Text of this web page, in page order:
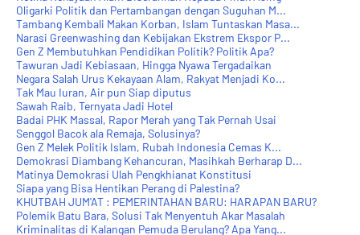
Oligarki Politik dan Pertambangan dengan Suguhan M...
Tambang Kembali Makan Korban, Islam Tuntaskan Masa...
Narasi Greenwashing dan Kebijakan Ekstrem Ekspor P...
Gen Z Membutuhkan Pendidikan Politik? Politik Apa?
Tawuran Jadi Kebiasaan, Hingga Nyawa Tergadaikan
Negara Salah Urus Kekayaan Alam, Rakyat Menjadi Ko...
Tak Mau Iuran, Air pun Siap diputus
Sawah Raib, Ternyata Jadi Hotel
Badai PHK Massal, Rapor Merah yang Tak Pernah Usai
Senggol Bacok ala Remaja, Solusinya?
Gen Z Melek Politik Islam, Rubah Indonesia Cemas K...
Demokrasi Diambang Kehancuran, Masihkah Berharap D...
Matinya Demokrasi Ulah Pengkhianat Konstitusi
Siapa yang Bisa Hentikan Perang di Palestina?
KHUTBAH JUM'AT : PEMERINTAHAN BARU: HARAPAN BARU?
Polemik Batu Bara, Solusi Tak Menyentuh Akar Masalah
Kriminalitas di Kalangan Pemuda Berulang? Apa Yang...